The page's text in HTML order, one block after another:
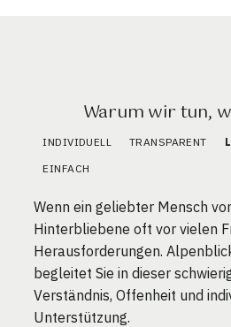
Warum wir tun,
INDIVIDUELL TRANSPARENT
EINFACH
Wenn ein geliebter Mensch
Hinterbliebene oft vor vielen
Herausforderungen.
begleitet Sie in dieser
Verständnis, Offenheit und
Unterstützung.